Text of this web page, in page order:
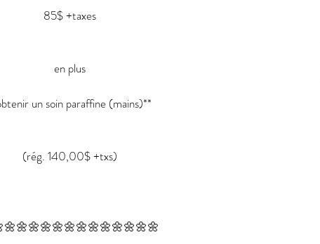
85$ +taxes
en plus
un soin paraffine (mains)**
(rég. 140,00$ +txs)